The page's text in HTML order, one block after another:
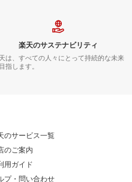
楽天のサステナビリティ
は、すべての人々にとって持続的な未来
指します。
のサービス一覧
のご案内
用ガイド
プ・問い合わせ